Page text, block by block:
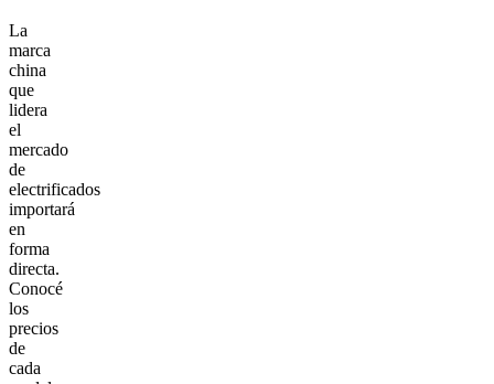
La
marca
china
que
lidera
el
mercado
de
electrificados
importará
en
forma
directa.
Conocé
los
precios
de
cada